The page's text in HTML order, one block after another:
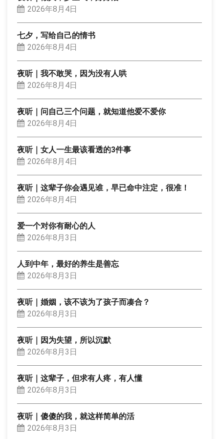
2026年8月4日
七夕，写给自己的情书
2026年8月4日
夜听｜我不敢哭，因为没有人哄
2026年8月4日
夜听｜问自己三个问题，就知道他爱不爱你
2026年8月4日
夜听｜女人一生最该看透的3件事
2026年8月4日
夜听｜这辈子你会遇见谁，早已命中注定，很准！
2026年8月4日
爱一个对你有耐心的人
2026年8月3日
人到中年，最好的养生是善忘
2026年8月3日
夜听｜婚姻，该不该为了孩子而凑合？
2026年8月3日
夜听｜因为失望，所以沉默
2026年8月3日
夜听｜这辈子，但求有人疼，有人懂
2026年8月3日
夜听｜傻傻的我，就这样简单的活
2026年8月3日